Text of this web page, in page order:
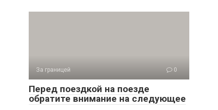
За границей 0
Перед поездкой на поезде
обратите внимание на следующее